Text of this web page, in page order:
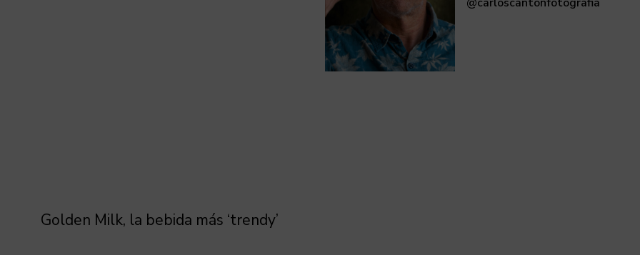
Golden Milk, la bebida más ‘trendy’